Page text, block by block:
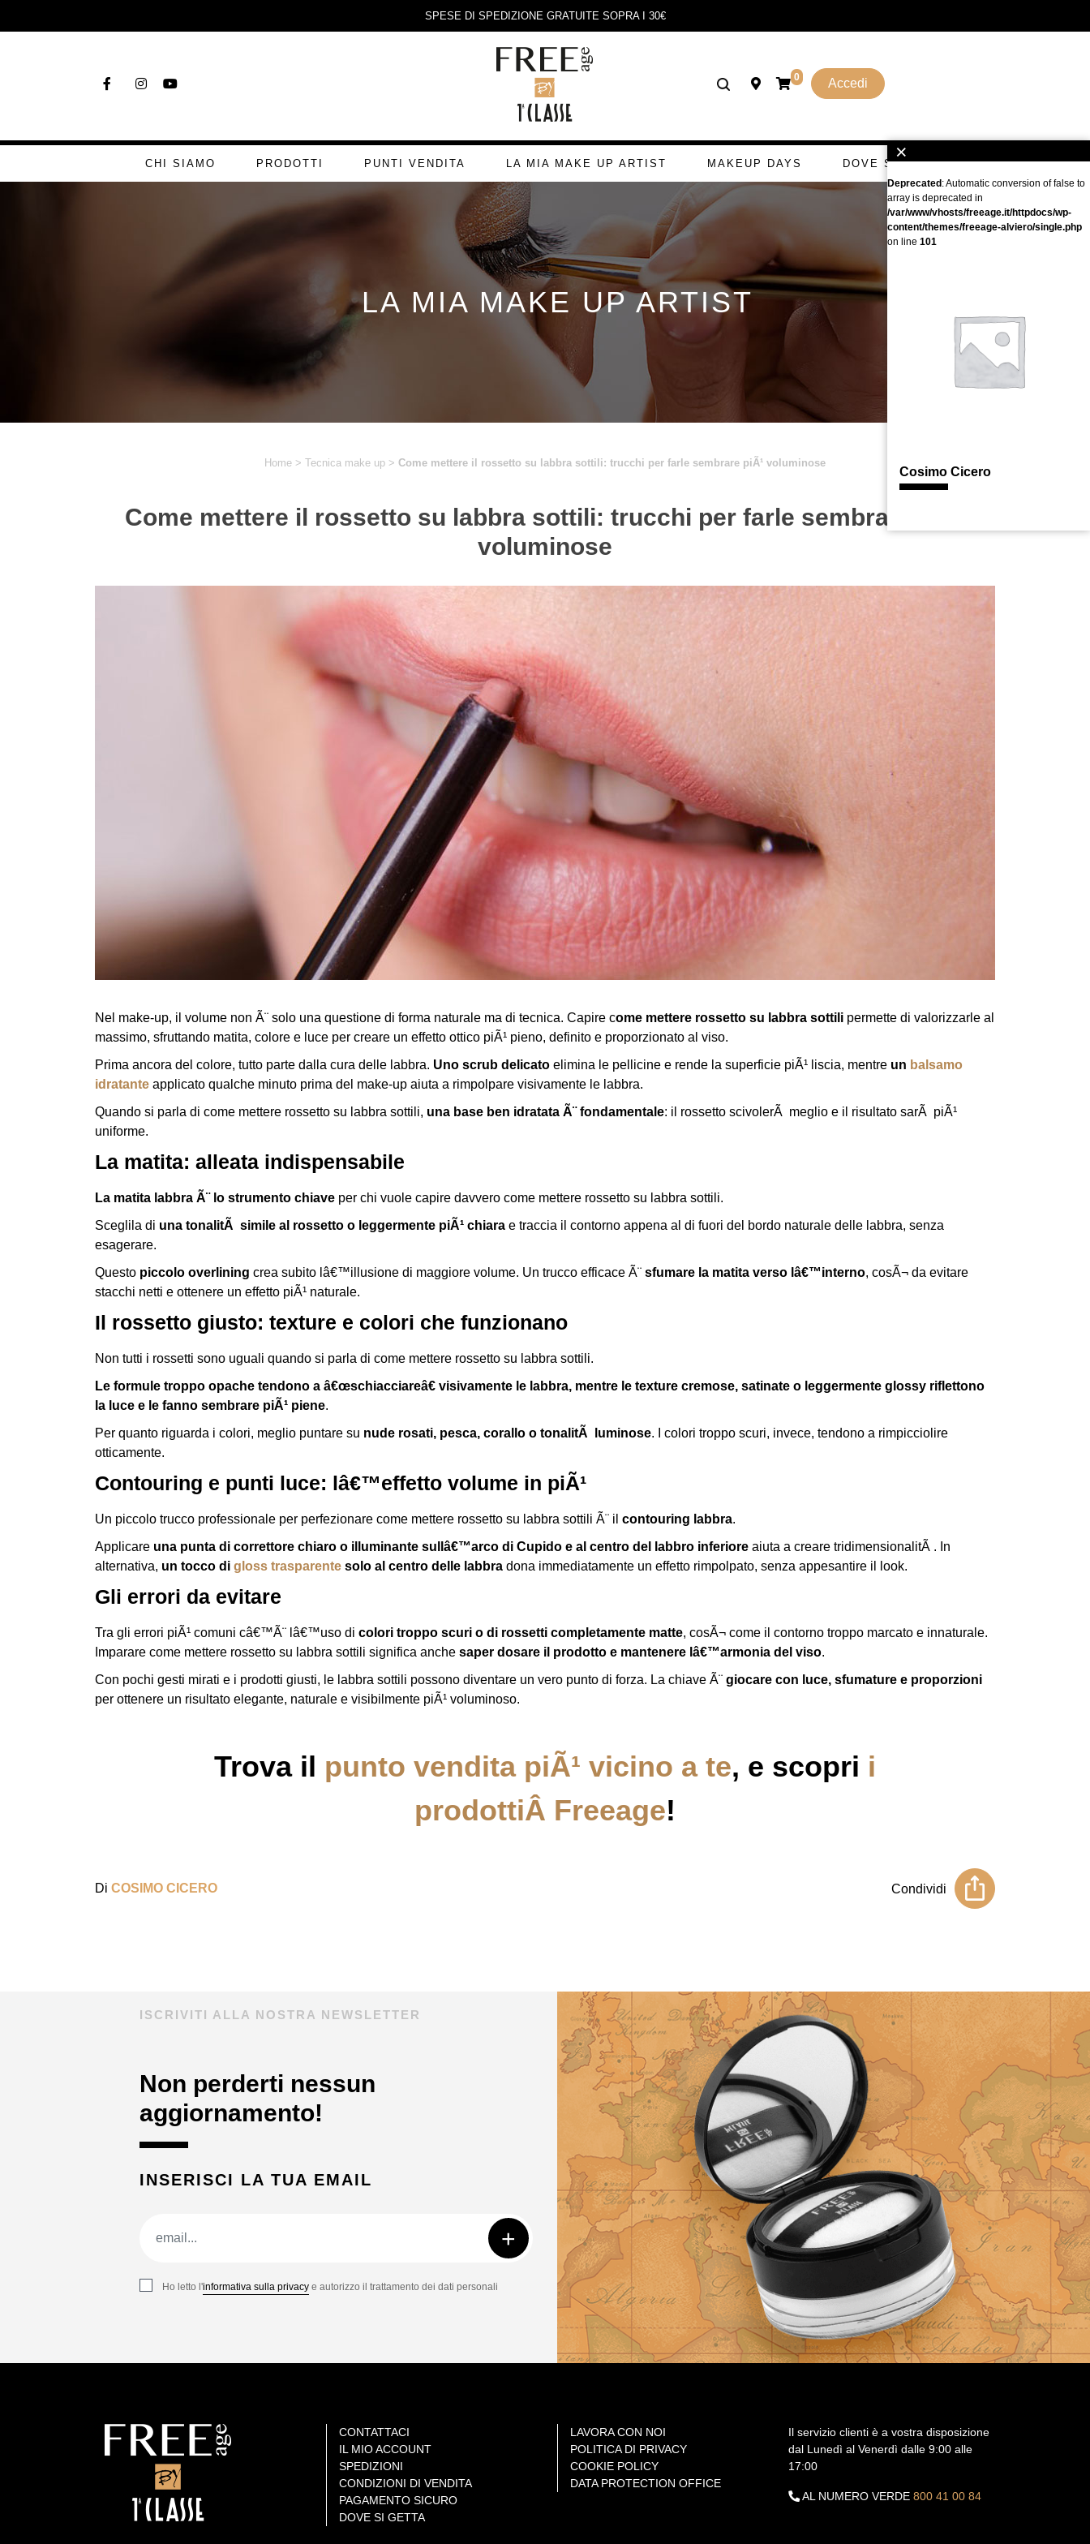
SPESE DI SPEDIZIONE GRATUITE SOPRA I 30€
0 Accedi
CHI SIAMO PRODOTTI PUNTI VENDITA LA MIA MAKE UP ARTIST MAKEUP DAYS DOVE SI GETTA
LA MIA MAKE UP ARTIST
Home > Tecnica make up > Come mettere il rossetto su labbra sottili: trucchi per farle sembrare piÃ¹ voluminose
Come mettere il rossetto su labbra sottili: trucchi per farle sembrare piÃ¹
voluminose
Nel make-up, il volume non Ã¨ solo una questione di forma naturale ma di tecnica. Capire come mettere rossetto su labbra sottili permette di valorizzarle al
massimo, sfruttando matita, colore e luce per creare un effetto ottico piÃ¹ pieno, definito e proporzionato al viso.
Prima ancora del colore, tutto parte dalla cura delle labbra. Uno scrub delicato elimina le pellicine e rende la superficie piÃ¹ liscia, mentre un balsamo
idratante applicato qualche minuto prima del make-up aiuta a rimpolpare visivamente le labbra.
Quando si parla di come mettere rossetto su labbra sottili, una base ben idratata Ã¨ fondamentale: il rossetto scivolerÃ meglio e il risultato sarÃ piÃ¹
uniforme.
La matita: alleata indispensabile
La matita labbra Ã¨ lo strumento chiave per chi vuole capire davvero come mettere rossetto su labbra sottili.
Sceglila di una tonalitÃ simile al rossetto o leggermente piÃ¹ chiara e traccia il contorno appena al di fuori del bordo naturale delle labbra, senza
esagerare.
Questo piccolo overlining crea subito lâ€™illusione di maggiore volume. Un trucco efficace Ã¨ sfumare la matita verso lâ€™interno, cosÃ¬ da evitare
stacchi netti e ottenere un effetto piÃ¹ naturale.
Il rossetto giusto: texture e colori che funzionano
Non tutti i rossetti sono uguali quando si parla di come mettere rossetto su labbra sottili.
Le formule troppo opache tendono a â€œschiacciareâ€ visivamente le labbra, mentre le texture cremose, satinate o leggermente glossy riflettono
la luce e le fanno sembrare piÃ¹ piene.
Per quanto riguarda i colori, meglio puntare su nude rosati, pesca, corallo o tonalitÃ luminose. I colori troppo scuri, invece, tendono a rimpicciolire
otticamente.
Contouring e punti luce: lâ€™effetto volume in piÃ¹
Un piccolo trucco professionale per perfezionare come mettere rossetto su labbra sottili Ã¨ il contouring labbra.
Applicare una punta di correttore chiaro o illuminante sullâ€™arco di Cupido e al centro del labbro inferiore aiuta a creare tridimensionalitÃ . In
alternativa, un tocco di gloss trasparente solo al centro delle labbra dona immediatamente un effetto rimpolpato, senza appesantire il look.
Gli errori da evitare
Tra gli errori piÃ¹ comuni câ€™Ã¨ lâ€™uso di colori troppo scuri o di rossetti completamente matte, cosÃ¬ come il contorno troppo marcato e innaturale.
Imparare come mettere rossetto su labbra sottili significa anche saper dosare il prodotto e mantenere lâ€™armonia del viso.
Con pochi gesti mirati e i prodotti giusti, le labbra sottili possono diventare un vero punto di forza. La chiave Ã¨ giocare con luce, sfumature e proporzioni
per ottenere un risultato elegante, naturale e visibilmente piÃ¹ voluminoso.
Trova il punto vendita piÃ¹ vicino a te, e scopri i
prodottiÂ Freeage!
Di COSIMO CICERO Condividi
×
Deprecated : Automatic conversion of false to
array is deprecated in
/var/www/vhosts/freeage.it/httpdocs/wp-
content/themes/freeage-alviero/single.php
on line 101
Cosimo Cicero
ISCRIVITI ALLA NOSTRA NEWSLETTER
Non perderti nessun
aggiornamento!
INSERISCI LA TUA EMAIL
+
Ho letto l'informativa sulla privacye autorizzo il trattamento dei dati personali
CONTATTACI
IL MIO ACCOUNT
SPEDIZIONI
CONDIZIONI DI VENDITA
PAGAMENTO SICURO
DOVE SI GETTA
LAVORA CON NOI
POLITICA DI PRIVACY
COOKIE POLICY
DATA PROTECTION OFFICE
Il servizio clienti è a vostra disposizione
dal Lunedì al Venerdì dalle 9:00 alle
17:00
AL NUMERO VERDE 800 41 00 84